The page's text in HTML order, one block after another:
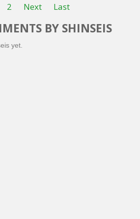
2 Next Last
BY SHINSEIS
yet.